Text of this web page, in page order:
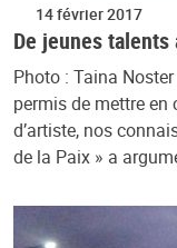
14 février 2017
De jeunes
Photo : Taina
permis de mettre
d’artiste, nos
de la Paix » a